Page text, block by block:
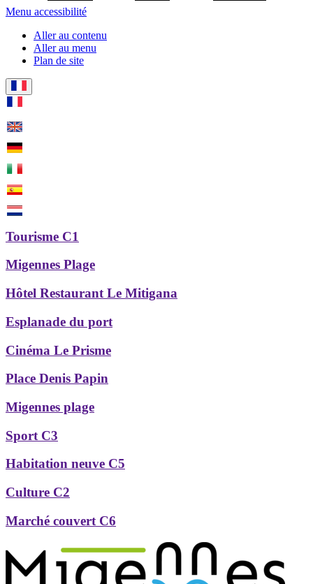
Menu accessibilité
Aller au contenu
Aller au menu
Plan de site
Tourisme C1
Migennes Plage
Hôtel Restaurant Le Mitigana
Esplanade du port
Cinéma Le Prisme
Place Denis Papin
Migennes plage
Sport C3
Habitation neuve C5
Culture C2
Marché couvert C6
Précédent
Suivant